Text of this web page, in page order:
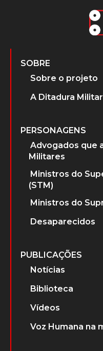
SOBRE
Sobre o projeto
A Ditadura Militar
PERSONAGENS
Advogados que
Militares
Ministros do
(STM)
Ministros do
Desaparecidos
PUBLICAÇÕES
Notícias
Biblioteca
Vídeos
Voz Humana na